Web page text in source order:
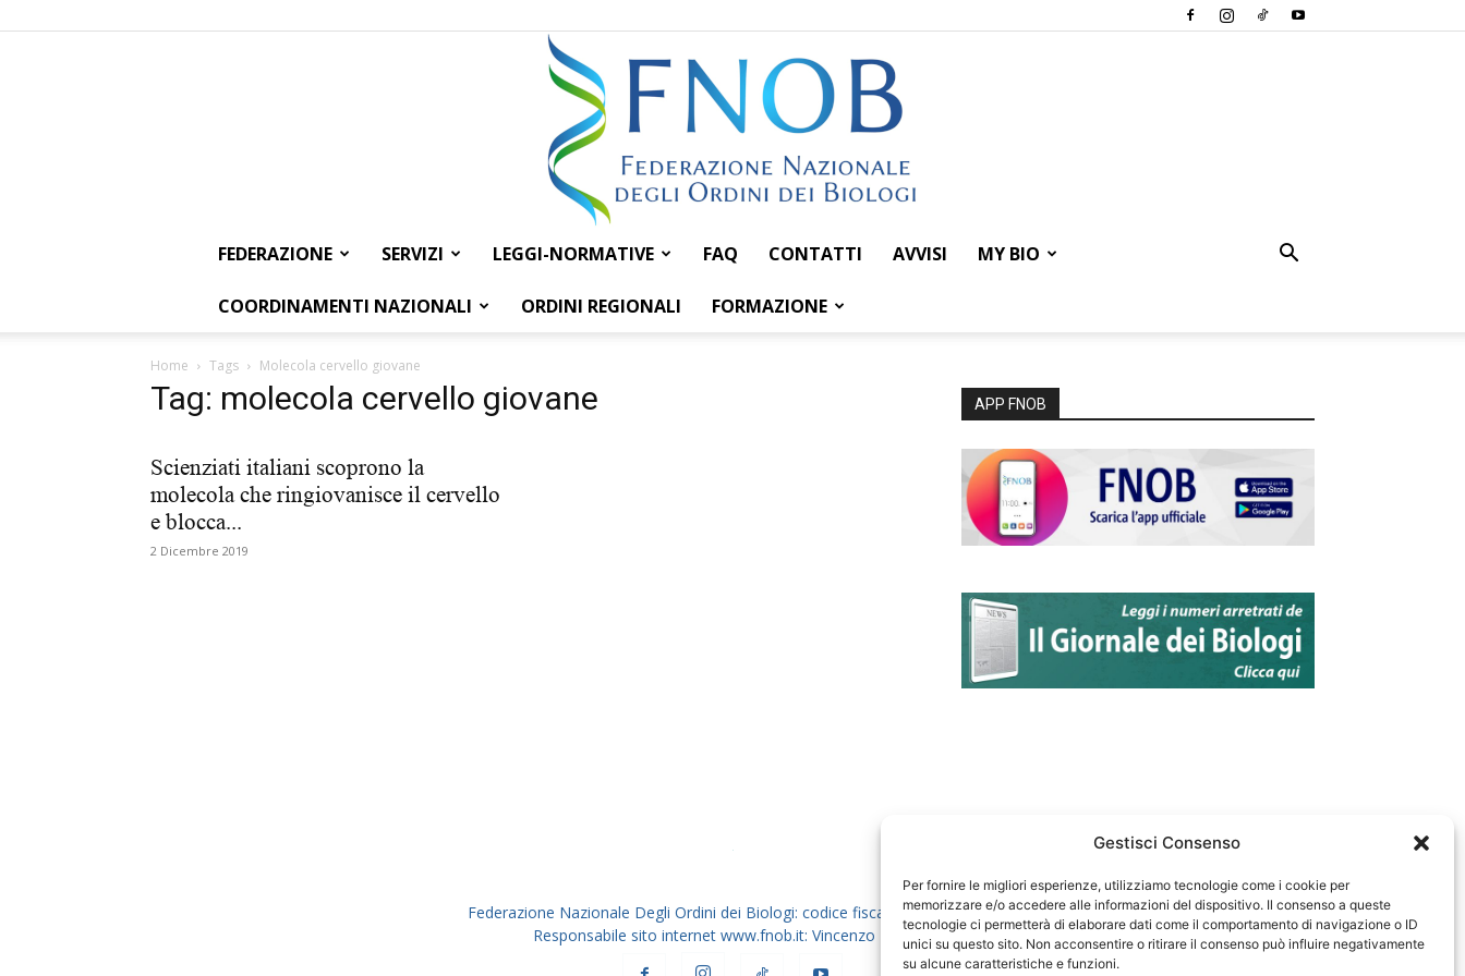
Gestisci Consenso
Per fornire le migliori esperienze, utilizziamo tecnologie come i cookie per
memorizzare e/o accedere alle informazioni del dispositivo. Il consenso a queste
tecnologie ci permetterà di elaborare dati come il comportamento di navigazione o ID
unici su questo sito. Non acconsentire o ritirare il consenso può influire negativamente
su alcune caratteristiche e funzioni.
Federazione
FEDERAZIONE SERVIZI LEGGI-NORMATIVE FAQ CONTATTI AVVISI MY BIO
COORDINAMENTI NAZIONALI ORDINI REGIONALI FORMAZIONE
Home Tags Molecola cervello giovane
Tag: molecola cervello giovane
Scienziati italiani scoprono la
molecola che ringiovanisce il cervello
e blocca...
2 Dicembre 2019
APP FNOB
Federazione Nazionale Degli Ordini dei Biologi: codice fiscale 80069130583
Responsabile sito internet www.fnob.it: Vincenzo D'Anna